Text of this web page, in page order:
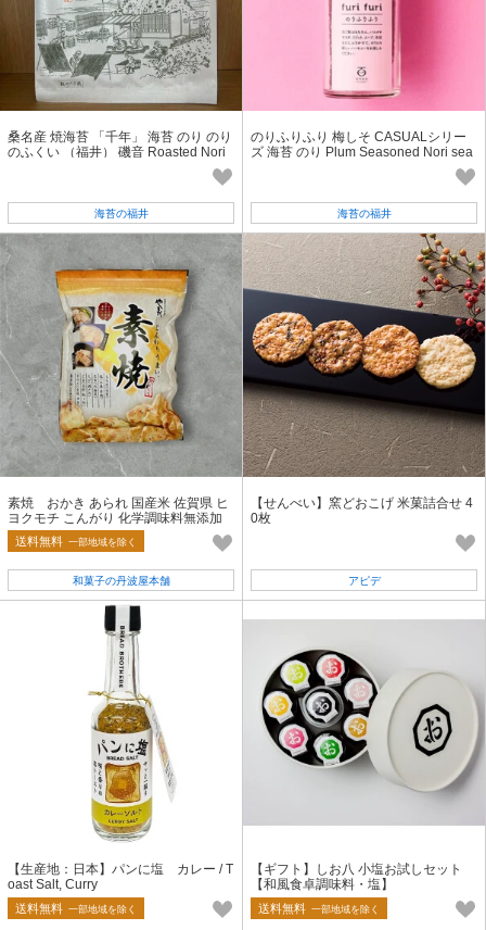
桑名産 焼海苔 「千年」 海苔 のり のり
のふくい （福井） 磯音 Roasted Nori
海苔の福井
のりふりふり 梅しそ CASUALシリー
ズ 海苔 のり Plum Seasoned Nori sea
海苔の福井
素焼 おかき あられ 国産米 佐賀県 ヒ
ヨクモチ こんがり 化学調味料無添加
合成着色料不使用
送料無料 一部地域を除く
和菓子の丹波屋本舗
【せんべい】窯どおこげ 米菓詰合せ 4
0枚
アピデ
【生産地：日本】パンに塩 カレー / T
oast Salt, Curry
送料無料 一部地域を除く
【ギフト】しお八 小塩お試しセット
【和風食卓調味料・塩】
送料無料 一部地域を除く